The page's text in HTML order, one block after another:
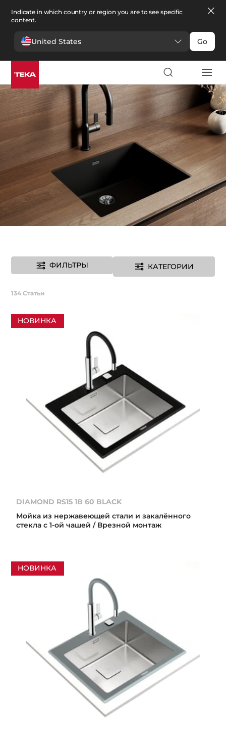
Indicate in which country or region you are to see specific
content.
United States Go
кухни >Мойки
Мойки
ФИЛЬТРЫ КАТЕГОРИИ
134 Статьи
НОВИНКА
DIAMOND RS15 1B 60 BLACK
Мойка из нержавеющей стали и закалённого
стекла с 1-ой чашей / Врезной монтаж
НОВИНКА